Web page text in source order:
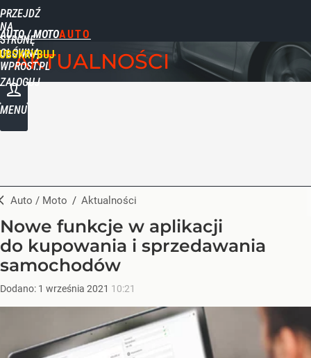
PRZEJDŹ
NA
STRONĘ
GŁÓWNĄ
WPROST.PL
AUTO / MOTO
ZALOGUJ
MENU
AKTUALNOŚCI
Auto / Moto / Aktualności
Nowe funkcje w aplikacji
do kupowania i sprzedawania
samochodów
Dodano: 1 września 2021 10:21